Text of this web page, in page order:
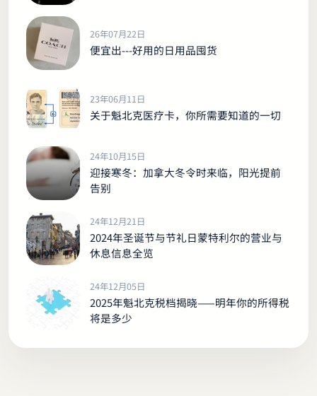
26年07月22日
便宜出---好用的日用品囤货
23年06月11日
关于魁北克医疗卡，你所需要知道的一切
24年10月15日
迎接寒冬：加拿大冬令时来临，阳光提前
告别
24年12月21日
2024年圣诞节与节礼日蒙特利尔的营业与
休息信息全览
24年12月05日
2025年魁北克税档揭晓——明年你的所得税
将是多少